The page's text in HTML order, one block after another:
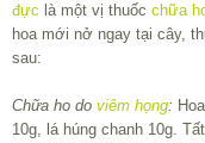
đực là một vị thuốc chữa
hoa mới nở ngay tại cây,
sau:
Chữa ho do viêm họng:
10g, lá húng chanh 10g.